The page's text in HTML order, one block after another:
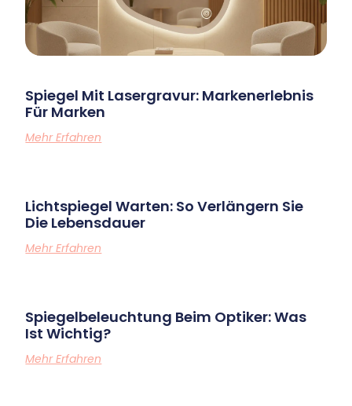
Spiegel Mit Lasergravur: Markenerlebnis
Für Marken
Mehr Erfahren
Lichtspiegel Warten: So Verlängern Sie
Die Lebensdauer
Mehr Erfahren
Spiegelbeleuchtung Beim Optiker: Was
Ist Wichtig?
Mehr Erfahren